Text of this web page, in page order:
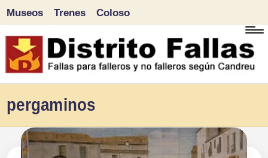
Saltar
al
Museos Trenes Coloso
pergaminos